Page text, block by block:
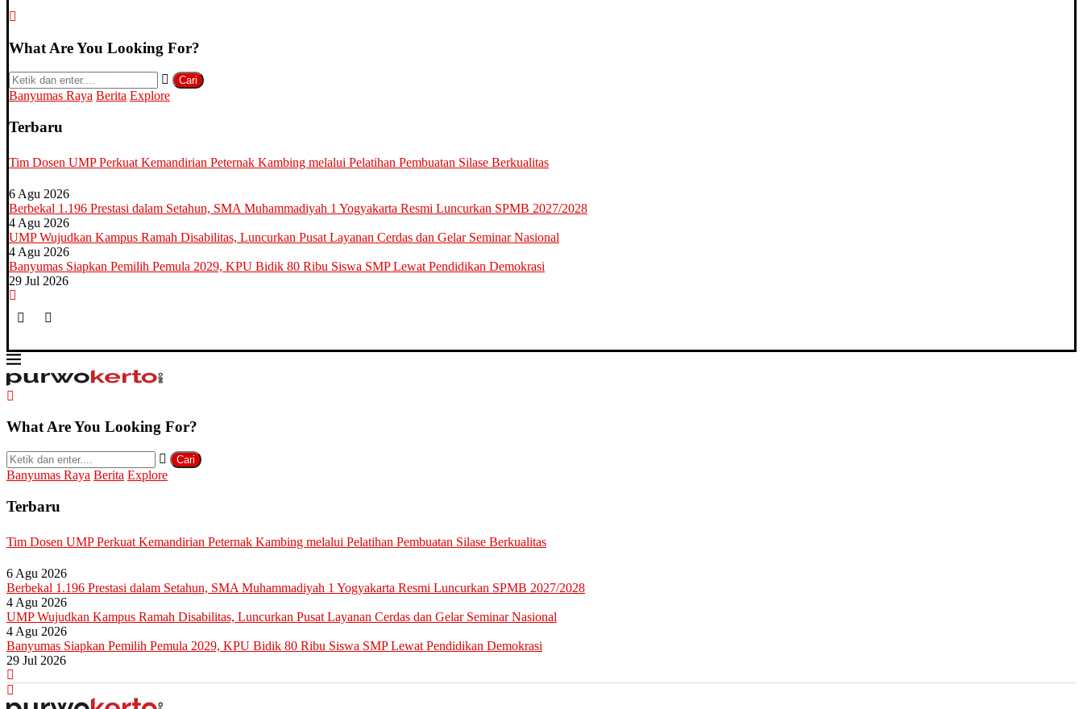
What Are You Looking For?
Cari
Banyumas Raya Berita Explore
Terbaru
Tim Dosen UMP Perkuat Kemandirian Peternak Kambing melalui Pelatihan Pembuatan Silase Berkualitas
6 Agu 2026
Berbekal 1.196 Prestasi dalam Setahun, SMA Muhammadiyah 1 Yogyakarta Resmi Luncurkan SPMB 2027/2028
4 Agu 2026
UMP Wujudkan Kampus Ramah Disabilitas, Luncurkan Pusat Layanan Cerdas dan Gelar Seminar Nasional
4 Agu 2026
Banyumas Siapkan Pemilih Pemula 2029, KPU Bidik 80 Ribu Siswa SMP Lewat Pendidikan Demokrasi
29 Jul 2026
What Are You Looking For?
Cari
Banyumas Raya Berita Explore
Terbaru
Tim Dosen UMP Perkuat Kemandirian Peternak Kambing melalui Pelatihan Pembuatan Silase Berkualitas
6 Agu 2026
Berbekal 1.196 Prestasi dalam Setahun, SMA Muhammadiyah 1 Yogyakarta Resmi Luncurkan SPMB 2027/2028
4 Agu 2026
UMP Wujudkan Kampus Ramah Disabilitas, Luncurkan Pusat Layanan Cerdas dan Gelar Seminar Nasional
4 Agu 2026
Banyumas Siapkan Pemilih Pemula 2029, KPU Bidik 80 Ribu Siswa SMP Lewat Pendidikan Demokrasi
29 Jul 2026